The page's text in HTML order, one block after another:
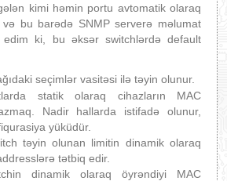
kimi həmin portu avtomatik olaraq
bu barədə SNMP serverə məlumat
edim ki, bu əksər switchlərdə default
seçimlər vasitəsi ilə təyin olunur.
statik olaraq cihazların MAC
Nadir hallarda istifadə olunur,
yüküdür.
təyin olunan limitin dinamik olaraq
tətbiq edir.
dinamik olaraq öyrəndiyi MAC